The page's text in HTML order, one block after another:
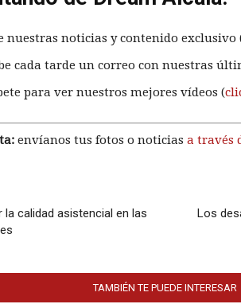
nuestras noticias y contenido exclusivo
cada tarde un correo con nuestras
para ver nuestros mejores vídeos (
envíanos tus fotos o noticias a través
calidad asistencial en las
Los
TAMBIÉN TE PUEDE INTERESAR